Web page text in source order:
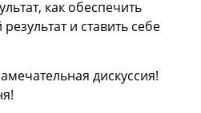
как обеспечить
и ставить себе
дискуссия!